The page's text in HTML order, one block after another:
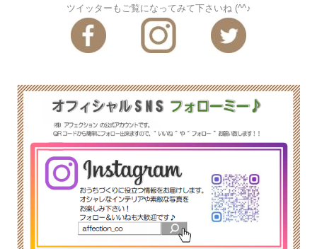
ツイッターもご覧になってみて下さいね (^^♪